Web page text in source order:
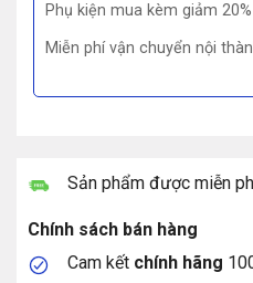
Phụ kiện mua kèm giảm 20%
Miễn phí vận chuyển nội
Sản phẩm được miễn
Chính sách bán hàng
Cam kết chính hãng